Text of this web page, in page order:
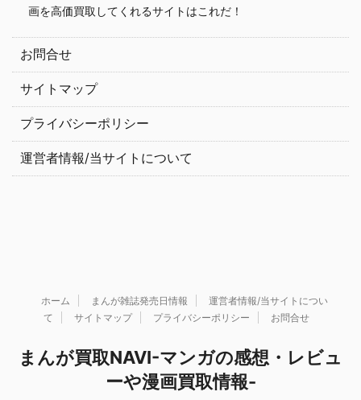
画を高価買取してくれるサイトはこれだ！
お問合せ
サイトマップ
プライバシーポリシー
運営者情報/当サイトについて
ホーム まんが雑誌発売日情報
運営者情報/当サイトについ
て
サイトマップ プライバシーポリシー お問合せ
まんが買取NAVI-マンガの感想・レビュ
ーや漫画買取情報-